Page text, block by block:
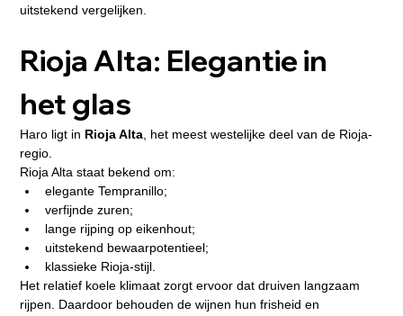
uitstekend vergelijken.
Rioja Alta: Elegantie in
het glas
Haro ligt in Rioja Alta, het meest westelijke deel van de Rioja-
regio.
Rioja Alta staat bekend om:
elegante Tempranillo;
verfijnde zuren;
lange rijping op eikenhout;
uitstekend bewaarpotentieel;
klassieke Rioja-stijl.
Het relatief koele klimaat zorgt ervoor dat druiven langzaam
rijpen. Daardoor behouden de wijnen hun frisheid en